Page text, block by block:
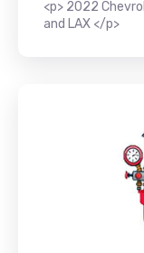
<p> 2022
and LAX </p>